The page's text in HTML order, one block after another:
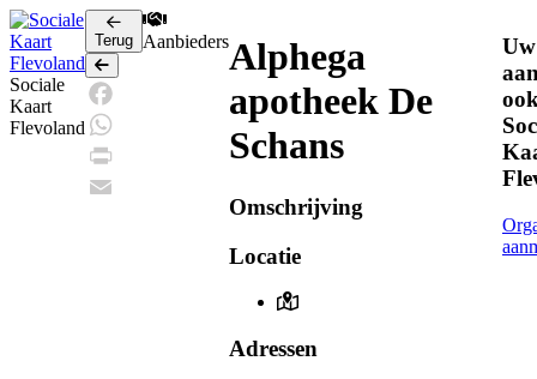
Sociale
Kaart
Flevoland
Terug
Terug
Facebook
WhatsApp
Print
AanbiedersAlphega
apotheek De
Schans
Omschrijving
Locatie
Adressen
Uw